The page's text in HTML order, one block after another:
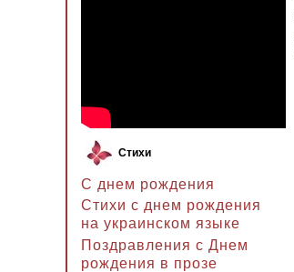
Стихи
С днем рождения
Стихи с днем рождения
на украинском языке
Поздравления с Днем
рождения в прозе